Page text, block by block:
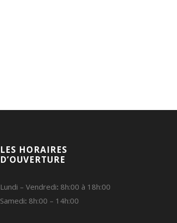
LES HORAIRES
D’OUVERTURE
Lundi – Vendredi: 8h:00 à 18h:00
Samedi: 8h:00 – 14h:00